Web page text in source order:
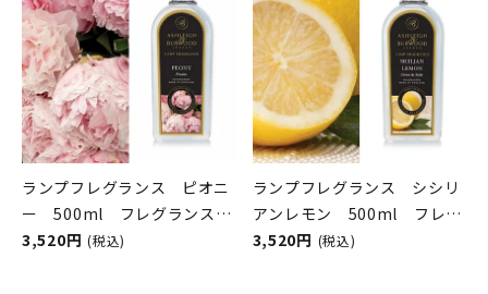
ランプフレグランス ピオニ
ー 500ml フレグランスラ
ンプ用オイル
3,520円 (税込)
ランプフレグランス シシリ
アンレモン 500ml フレグ
ランスランプ用オイル
3,520円 (税込)